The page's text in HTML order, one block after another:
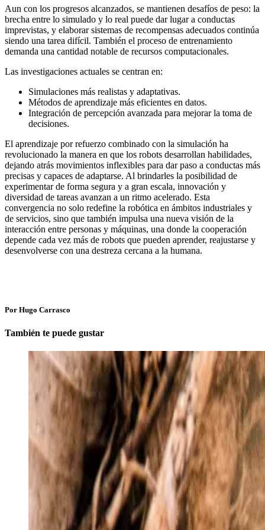
Aun con los progresos alcanzados, se mantienen desafíos de peso: la
brecha entre lo simulado y lo real puede dar lugar a conductas
imprevistas, y elaborar sistemas de recompensas adecuados continúa
siendo una tarea difícil. También el proceso de entrenamiento
demanda una cantidad notable de recursos computacionales.
Las investigaciones actuales se centran en:
Simulaciones más realistas y adaptativas.
Métodos de aprendizaje más eficientes en datos.
Integración de percepción avanzada para mejorar la toma de
decisiones.
El aprendizaje por refuerzo combinado con la simulación ha
revolucionado la manera en que los robots desarrollan habilidades,
dejando atrás movimientos inflexibles para dar paso a conductas más
precisas y capaces de adaptarse. Al brindarles la posibilidad de
experimentar de forma segura y a gran escala, innovación y
diversidad de tareas avanzan a un ritmo acelerado. Esta
convergencia no solo redefine la robótica en ámbitos industriales y
de servicios, sino que también impulsa una nueva visión de la
interacción entre personas y máquinas, una donde la cooperación
depende cada vez más de robots que pueden aprender, reajustarse y
desenvolverse con una destreza cercana a la humana.
Por Hugo Carrasco
También te puede gustar